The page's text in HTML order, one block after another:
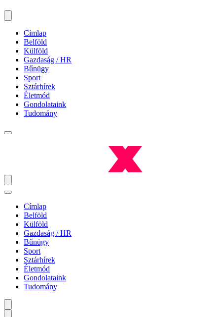
Címlap
Belföld
Külföld
Gazdaság / HR
Bűnügy
Sport
Sztárhírek
Életmód
Gondolataink
Tudomány
Címlap
Belföld
Külföld
Gazdaság / HR
Bűnügy
Sport
Sztárhírek
Életmód
Gondolataink
Tudomány